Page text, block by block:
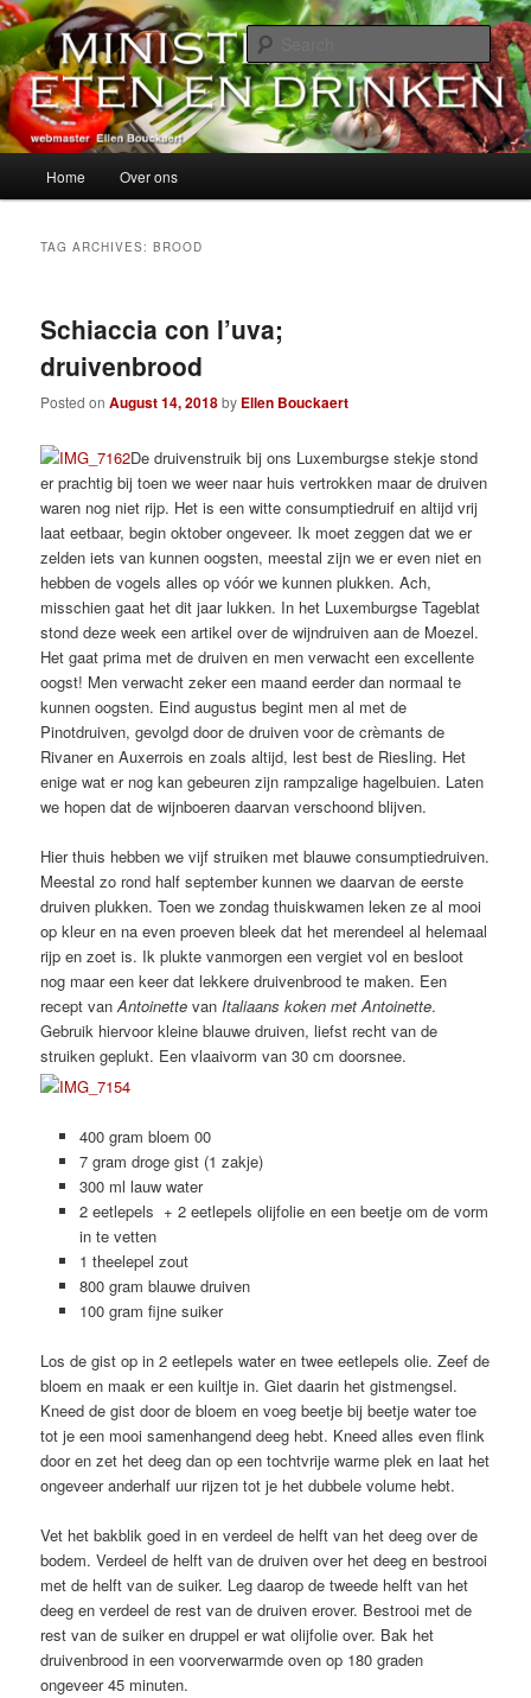
Skip
to
primary
content
Skip
to
secondary
contentMinisterie van Eten en Drinken
alles over eten, drinken en andere genoegens…
Home Over ons
TAG ARCHIVES:BROOD
Schiaccia con l’uva;
druivenbrood
Posted onAugust 14, 2018by Ellen Bouckaert
De druivenstruik bij ons Luxemburgse stekje stond
er prachtig bij toen we weer naar huis vertrokken maar de druiven
waren nog niet rijp. Het is een witte consumptiedruif en altijd vrij
laat eetbaar, begin oktober ongeveer. Ik moet zeggen dat we er
zelden iets van kunnen oogsten, meestal zijn we er even niet en
hebben de vogels alles op vóór we kunnen plukken. Ach,
misschien gaat het dit jaar lukken. In het Luxemburgse Tageblat
stond deze week een artikel over de wijndruiven aan de Moezel.
Het gaat prima met de druiven en men verwacht een excellente
oogst! Men verwacht zeker een maand eerder dan normaal te
kunnen oogsten. Eind augustus begint men al met de
Pinotdruiven, gevolgd door de druiven voor de crèmants de
Rivaner en Auxerrois en zoals altijd, lest best de Riesling. Het
enige wat er nog kan gebeuren zijn rampzalige hagelbuien. Laten
we hopen dat de wijnboeren daarvan verschoond blijven.
Hier thuis hebben we vijf struiken met blauwe consumptiedruiven.
Meestal zo rond half september kunnen we daarvan de eerste
druiven plukken. Toen we zondag thuiskwamen leken ze al mooi
op kleur en na even proeven bleek dat het merendeel al helemaal
rijp en zoet is. Ik plukte vanmorgen een vergiet vol en besloot
nog maar een keer dat lekkere druivenbrood te maken. Een
recept vanAntoinette van Italiaans koken met Antoinette.
Gebruik hiervoor kleine blauwe druiven, liefst recht van de
struiken geplukt. Een vlaaivorm van 30 cm doorsnee.
400 gram bloem 00
7 gram droge gist (1 zakje)
300 ml lauw water
2 eetlepels + 2 eetlepels olijfolie en een beetje om de vorm
in te vetten
1 theelepel zout
800 gram blauwe druiven
100 gram fijne suiker
Los de gist op in 2 eetlepels water en twee eetlepels olie. Zeef de
bloem en maak er een kuiltje in. Giet daarin het gistmengsel.
Kneed de gist door de bloem en voeg beetje bij beetje water toe
tot je een mooi samenhangend deeg hebt. Kneed alles even flink
door en zet het deeg dan op een tochtvrije warme plek en laat het
ongeveer anderhalf uur rijzen tot je het dubbele volume hebt.
Vet het bakblik goed in en verdeel de helft van het deeg over de
bodem. Verdeel de helft van de druiven over het deeg en bestrooi
met de helft van de suiker. Leg daarop de tweede helft van het
deeg en verdeel de rest van de druiven erover. Bestrooi met de
rest van de suiker en druppel er wat olijfolie over. Bak het
druivenbrood in een voorverwarmde oven op 180 graden
ongeveer 45 minuten.